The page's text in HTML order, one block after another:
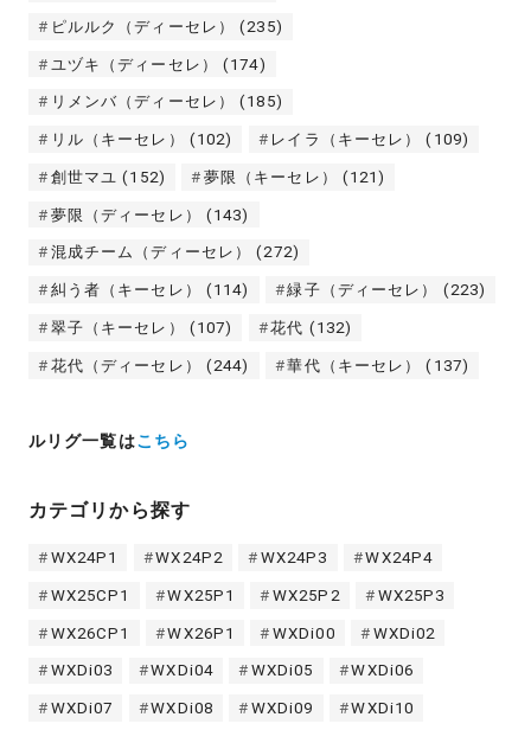
ピルルク（ディーセレ） (235)
ユヅキ（ディーセレ） (174)
リメンバ（ディーセレ） (185)
リル（キーセレ） (102) レイラ（キーセレ） (109)
創世マユ (152) 夢限（キーセレ） (121)
夢限（ディーセレ） (143)
混成チーム（ディーセレ） (272)
糾う者（キーセレ） (114) 緑子（ディーセレ） (223)
翠子（キーセレ） (107) 花代 (132)
花代（ディーセレ） (244) 華代（キーセレ） (137)
ルリグ一覧はこちら
カテゴリから探す
WX24P1 WX24P2 WX24P3 WX24P4
WX25CP1 WX25P1 WX25P2 WX25P3
WX26CP1 WX26P1 WXDi00 WXDi02
WXDi03 WXDi04 WXDi05 WXDi06
WXDi07 WXDi08 WXDi09 WXDi10